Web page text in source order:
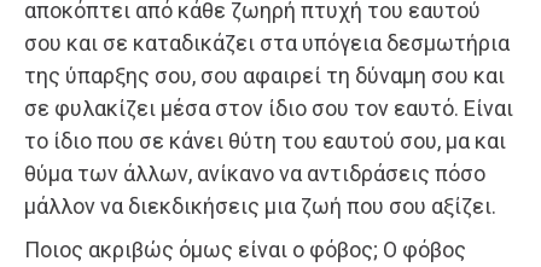
αποκόπτει από κάθε ζωηρή πτυχή του εαυτού
σου και σε καταδικάζει στα υπόγεια δεσμωτήρια
της ύπαρξης σου, σου αφαιρεί τη δύναμη σου και
σε φυλακίζει μέσα στον ίδιο σου τον εαυτό. Είναι
το ίδιο που σε κάνει θύτη του εαυτού σου, μα και
θύμα των άλλων, ανίκανο να αντιδράσεις πόσο
μάλλον να διεκδικήσεις μια ζωή που σου αξίζει.
Ποιος ακριβώς όμως είναι ο φόβος; Ο φόβος